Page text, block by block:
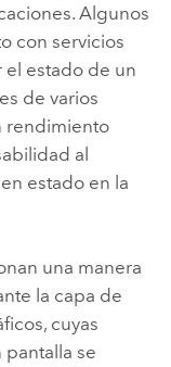
Algunos
con servicios
el estado de un
de varios
rendimiento
al
estado en la
una manera
la capa de
cuyas
se